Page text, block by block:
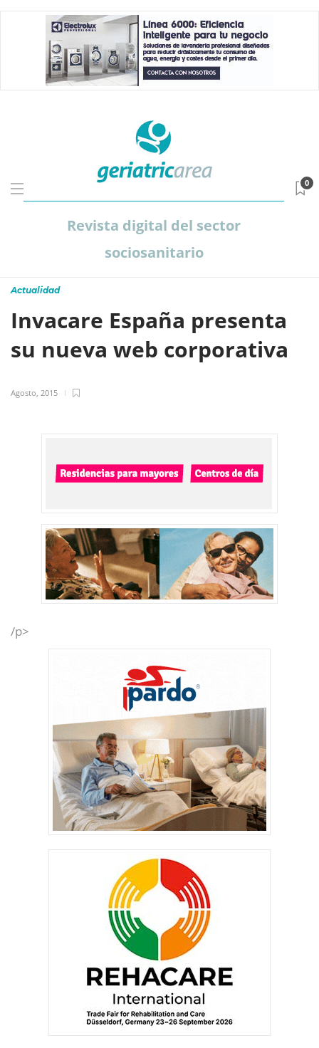
Revista digital del sector
sociosanitario
0
Actualidad
Invacare España presenta
su nueva web corporativa
Agosto, 2015
/p>